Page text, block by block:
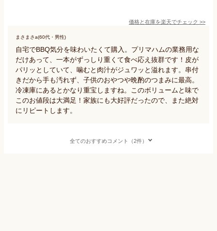
価格と在庫を楽天でチェック >>
まさまさa(60代・男性)
自宅でBBQ気分を味わいたくて購入。プリマハムの業務用な
だけあって、一本がずっしり重くて食べ応え抜群です！皮が
パリッとしていて、噛むと肉汁がジュワッと溢れます。串付
きだから手も汚れず、子供のおやつや晩酌のつまみに最高。
冷凍庫にあるとかなり重宝しますね。このボリュームと味で
このお値段は大満足！家族にも大好評だったので、また絶対
にリピートします。
全てのおすすめコメント（2件）